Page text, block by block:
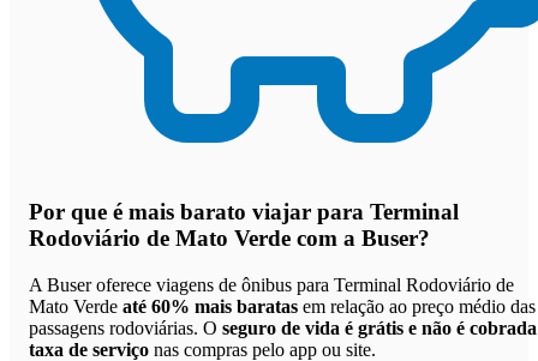
Por que é mais barato viajar para Terminal
Rodoviário de Mato Verde com a Buser?
A Buser oferece viagens de ônibus para Terminal Rodoviário de
Mato Verde até 60% mais baratas em relação ao preço médio das
passagens rodoviárias. O seguro de vida é grátis e não é cobrada
taxa de serviço nas compras pelo app ou site.